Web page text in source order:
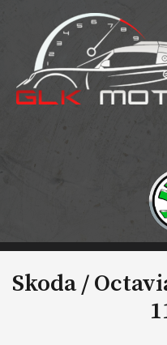
contenu
Skoda /